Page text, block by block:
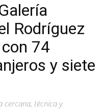
Rodríguez
74
y siete
cercana, técnica y